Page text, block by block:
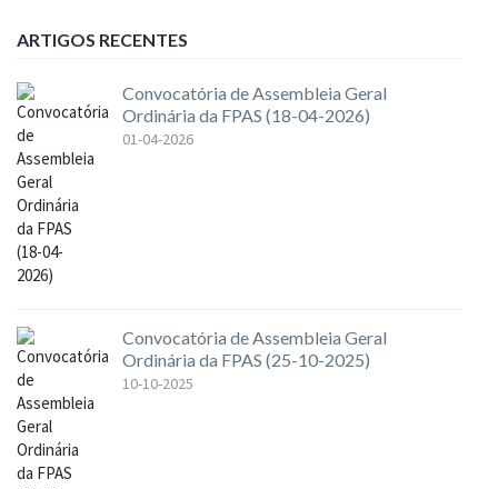
ARTIGOS RECENTES
Convocatória de Assembleia Geral
Ordinária da FPAS (18-04-2026)
01-04-2026
Convocatória de Assembleia Geral
Ordinária da FPAS (25-10-2025)
10-10-2025